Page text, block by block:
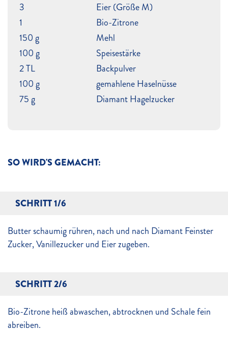
SO WIRD'S GEMACHT:
SCHRITT 1/6
Butter schaumig rühren, nach und nach Diamant Feinster
Zucker, Vanillezucker und Eier zugeben.
SCHRITT 2/6
Bio-Zitrone heiß abwaschen, abtrocknen und Schale fein
abreiben.
3
Eier (Größe M)
1
Bio-Zitrone
150 g
Mehl
100 g
Speisestärke
2 TL
Backpulver
100 g
gemahlene Haselnüsse
75 g
Diamant Hagelzucker